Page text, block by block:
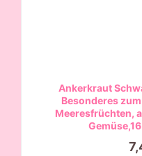
Ankerkraut
Besonderes
Meeresfrüchten,